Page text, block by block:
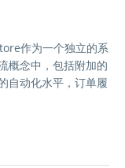
作为一个独立的系
概念中，包括附加的
自动化水平，订单履